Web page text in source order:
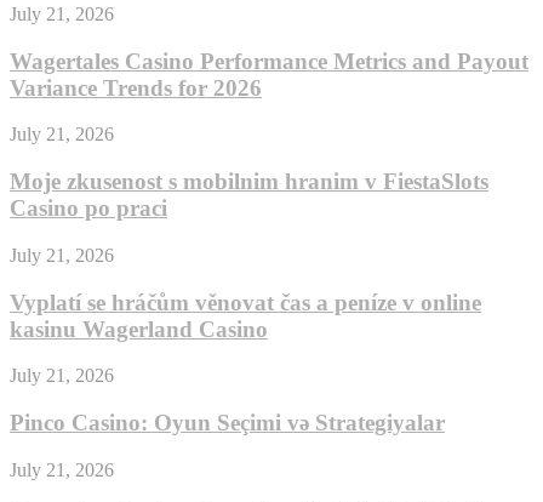
July 21, 2026
Wagertales Casino Performance Metrics and Payout
Variance Trends for 2026
July 21, 2026
Moje zkusenost s mobilnim hranim v FiestaSlots
Casino po praci
July 21, 2026
Vyplatí se hráčům věnovat čas a peníze v online
kasinu Wagerland Casino
July 21, 2026
Pinco Casino: Oyun Seçimi və Strategiyalar
July 21, 2026